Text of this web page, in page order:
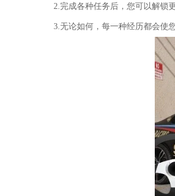
2.完成各种任务后，您可以解锁
3.无论如何，每一种经历都会使